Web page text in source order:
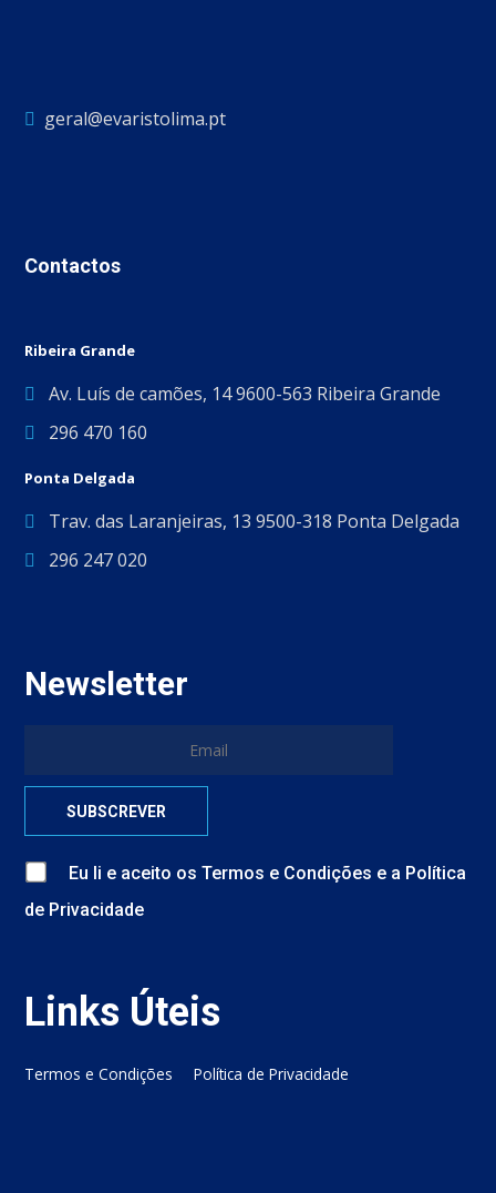
geral@evaristolima.pt
Contactos
Ribeira Grande
Av. Luís de camões, 14 9600-563 Ribeira Grande
296 470 160
Ponta Delgada
Trav. das Laranjeiras, 13 9500-318 Ponta Delgada
296 247 020
Newsletter
Eu li e aceito osTermos e Condições e a Política
de Privacidade
Links Úteis
Termos e Condições Política de Privacidade